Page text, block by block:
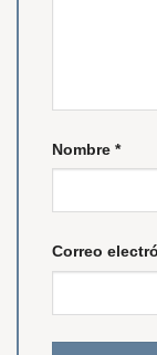
Nombre *
Correo